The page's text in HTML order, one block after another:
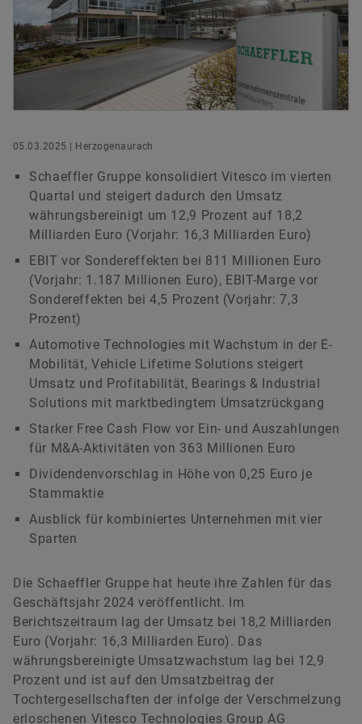
Kooperationen
Förderprojekte
Managers‘ Transactions
Rating
Hauptversammlung 2023
Hauptversammlung 2022
Hauptversammlung 2021
Hauptversammlung 2019
Hauptversammlung 2018
Hauptversammlung 2017
Hauptversammlung 2016
Ecosystem
Kapitalmarkttag
Akquisitionen & Desinvestitionen
Leiter Konzernkommunikation & Public Affairs
Schaeffler Gruppe
Schaeffler AG
Herzogenaurach
axel.luedeke@schaeffler.com
Matthias Herms
Leiter Kommunikation Finanzen, CSR &
Nachhaltigkeit
Schaeffler AG
+49 9132 82-37314
Jetzt bestellen
05.03.2025 | Herzogenaurach
Schaeffler Gruppe konsolidiert Vitesco im vierten
Quartal und steigert dadurch den Umsatz
währungsbereinigt um 12,9 Prozent auf 18,2
Milliarden Euro (Vorjahr: 16,3 Milliarden Euro)
EBIT vor Sondereffekten bei 811 Millionen Euro
(Vorjahr: 1.187 Millionen Euro), EBIT-Marge vor
Sondereffekten bei 4,5 Prozent (Vorjahr: 7,3
Prozent)
Automotive Technologies mit Wachstum in der E-
Mobilität, Vehicle Lifetime Solutions steigert
Umsatz und Profitabilität, Bearings & Industrial
Solutions mit marktbedingtem Umsatzrückgang
Starker Free Cash Flow vor Ein- und Auszahlungen
für M&A-Aktivitäten von 363 Millionen Euro
Dividendenvorschlag in Höhe von 0,25 Euro je
Stammaktie
Ausblick für kombiniertes Unternehmen mit vier
Sparten
Die Schaeffler Gruppe hat heute ihre Zahlen für das
Geschäftsjahr 2024 veröffentlicht. Im
Berichtszeitraum lag der Umsatz bei 18,2 Milliarden
Euro (Vorjahr: 16,3 Milliarden Euro). Das
währungsbereinigte Umsatzwachstum lag bei 12,9
Prozent und ist auf den Umsatzbeitrag der
Tochtergesellschaften der infolge der Verschmelzung
erloschenen Vitesco Technologies Group AG